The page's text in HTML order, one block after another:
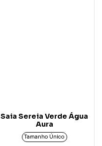
Saia Sereia Verde Água
Aura
Tamanho Único